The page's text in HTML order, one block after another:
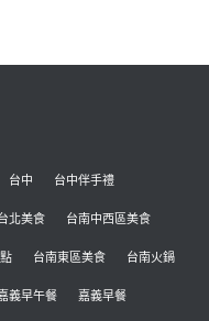
台中 台中伴手禮
北美食 台南中西區美食
台南東區美食 台南火鍋
義早午餐 嘉義早餐